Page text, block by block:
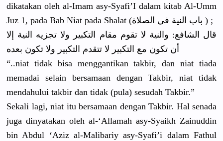
dikatakan oleh al-Imam asy-Syafi’I dalam kitab Al-Umm
Juz 1, pada Bab Niat pada Shalat (باب النية في الصلاة ) ;
قال الشافع: والنية لا تقوم مقام التكبير ولا تجزيه النية إلا
أن تكون مع التكبير لا تتقدم التكبير ولا تكون بعده
“..niat tidak bisa menggantikan takbir, dan niat tiada
memadai selain bersamaan dengan Takbir, niat tidak
mendahului takbir dan tidak (pula) sesudah Takbir.”
Sekali lagi, niat itu bersamaan dengan Takbir. Hal senada
juga dinyatakan oleh al-‘Allamah asy-Syaikh Zainuddin
bin Abdul ‘Aziz al-Malibariy asy-Syafi’i dalam Fathul